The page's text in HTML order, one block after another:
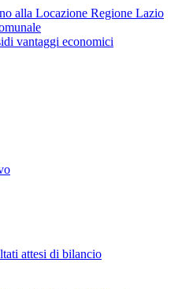
alla Locazione Regione Lazio
vantaggi economici
attesi di bilancio